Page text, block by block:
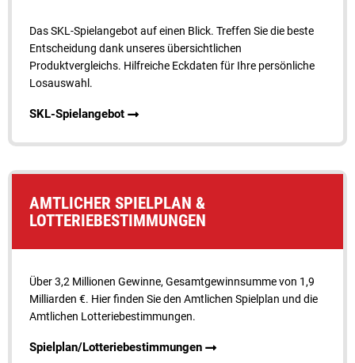
Das SKL-Spielangebot auf einen Blick. Treffen Sie die beste
Entscheidung dank unseres übersichtlichen
Produktvergleichs. Hilfreiche Eckdaten für Ihre persönliche
Losauswahl.
SKL-Spielangebot
AMTLICHER SPIELPLAN &
LOTTERIEBESTIMMUNGEN
Über 3,2 Millionen Gewinne, Gesamt­gewinnsumme von 1,9
Milliarden €. Hier finden Sie den Amt­lichen Spielplan und die
Amtlichen Lotterie­bestimmungen.
Spielplan/Lotteriebestimmungen